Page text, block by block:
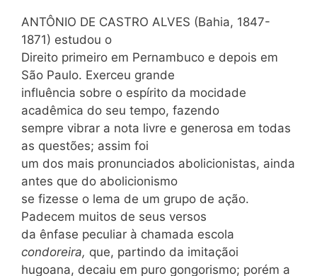
ANTÔNIO DE CASTRO ALVES (Bahia, 1847-
1871) estudou o
Direito primeiro em Pernambuco e depois em
São Paulo. Exerceu grande
influência sobre o espírito da mocidade
acadêmica do seu tempo, fazendo
sempre vibrar a nota livre e generosa em todas
as questões; assim foi
um dos mais pronunciados abolicionistas, ainda
antes que do abolicionismo
se fizesse o lema de um grupo de ação.
Padecem muitos de seus versos
da ênfase peculiar à chamada escola
condoreira, que, partindo da imitaçãoi
hugoana, decaiu em puro gongorismo; porém a